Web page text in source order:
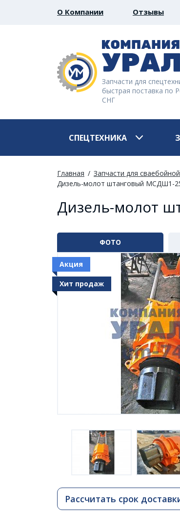
О Компании Отзывы
Запчасти для
быстрая поставка по
СНГ
СПЕЦТЕХНИКА
Главная Запчасти для
Дизель-молот штанговый МСДШ1-
Дизель-молот
ФОТО
Акция
Хит продаж
Рассчитать срок